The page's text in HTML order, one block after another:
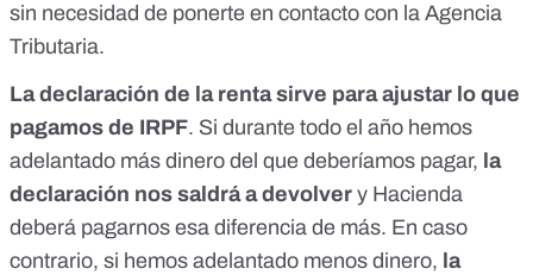
sin necesidad de ponerte en contacto con la Agencia
Tributaria.
La declaración de la renta sirve para ajustar lo que
pagamos de IRPF. Si durante todo el año hemos
adelantado más dinero del que deberíamos pagar, la
declaración nos saldrá a devolver y Hacienda
deberá pagarnos esa diferencia de más. En caso
contrario, si hemos adelantado menos dinero, la